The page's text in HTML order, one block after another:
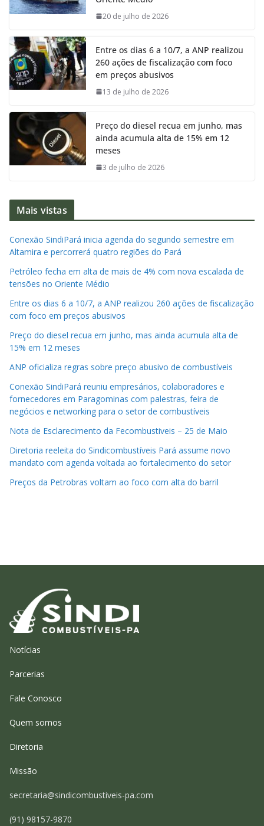
20 de julho de 2026
Entre os dias 6 a 10/7, a ANP realizou
260 ações de fiscalização com foco
em preços abusivos
13 de julho de 2026
Preço do diesel recua em junho, mas
ainda acumula alta de 15% em 12
meses
3 de julho de 2026
Mais vistas
Conexão SindiPará inicia agenda do segundo semestre em
Altamira e percorrerá quatro regiões do Pará
Petróleo fecha em alta de mais de 4% com nova escalada de
tensões no Oriente Médio
Entre os dias 6 a 10/7, a ANP realizou 260 ações de fiscalização
com foco em preços abusivos
Preço do diesel recua em junho, mas ainda acumula alta de
15% em 12 meses
ANP oficializa regras sobre preço abusivo de combustíveis
Conexão SindiPará reuniu empresários, colaboradores e
fornecedores em Paragominas com palestras, feira de
negócios e networking para o setor de combustíveis
Nota de Esclarecimento da Fecombustiveis – 25 de Maio
Diretoria reeleita do Sindicombustíveis Pará assume novo
mandato com agenda voltada ao fortalecimento do setor
Preços da Petrobras voltam ao foco com alta do barril
Notícias
Parcerias
Fale Conosco
Quem somos
Diretoria
Missão
secretaria@sindicombustiveis-pa.com
(91) 98157-9870